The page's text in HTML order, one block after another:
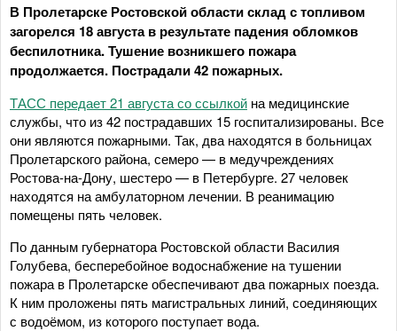
В Пролетарске Ростовской области склад с топливом
загорелся 18 августа в результате падения обломков
беспилотника. Тушение возникшего пожара
продолжается. Пострадали 42 пожарных.
ТАСС передает 21 августа со ссылкой на медицинские
службы, что из 42 пострадавших 15 госпитализированы. Все
они являются пожарными. Так, два находятся в больницах
Пролетарского района, семеро — в медучреждениях
Ростова-на-Дону, шестеро — в Петербурге. 27 человек
находятся на амбулаторном лечении. В реанимацию
помещены пять человек.
По данным губернатора Ростовской области Василия
Голубева, бесперебойное водоснабжение на тушении
пожара в Пролетарске обеспечивают два пожарных поезда.
К ним проложены пять магистральных линий, соединяющих
с водоёмом, из которого поступает вода.